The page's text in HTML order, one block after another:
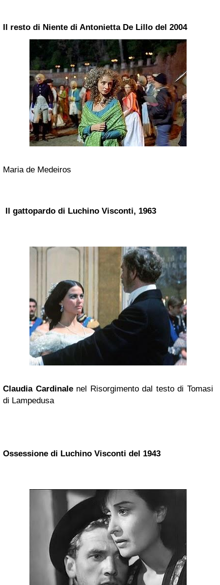
Il resto di Niente di Antonietta De Lillo del 2004
Maria de Medeiros
Il gattopardo di Luchino Visconti, 1963
Claudia Cardinalenel Risorgimento dal testo di Tomasi
di Lampedusa
Ossessione di Luchino Visconti del 1943